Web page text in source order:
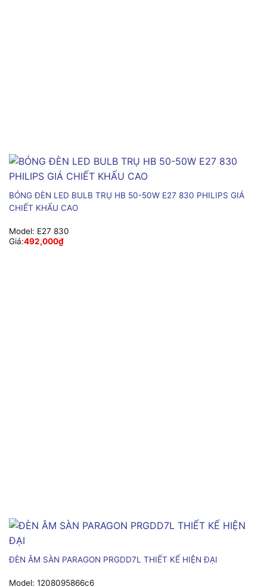
BÓNG ĐÈN LED BULB TRỤ HB 50-50W E27 830 PHILIPS GIÁ
CHIẾT KHẤU CAO
Model: E27 830
Giá:492,000₫
ĐÈN ÂM SÀN PARAGON PRGDD7L THIẾT KẾ HIỆN ĐẠI
Model: 1208095866c6